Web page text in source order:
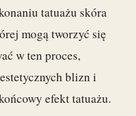
tatuażu skóra
mogą tworzyć się
w ten proces,
blizn i
efekt tatuażu.